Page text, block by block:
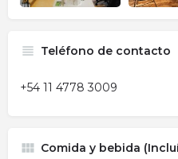
Teléfono de contacto
+54 11 4778 3009
Comida y bebida